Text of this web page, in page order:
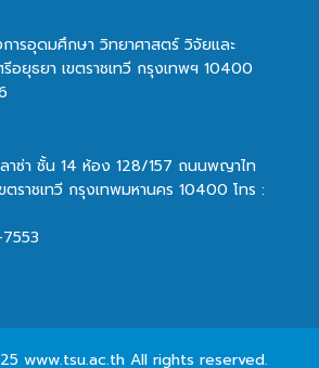
ารอุดมศึกษา วิทยาศาสตร์ วิจัยและ
อยุธยา เขตราชเทวี กรุงเทพฯ 10400
าซ่า ชั้น 14 ห้อง 128/157 ถนนพญาไท
ราชเทวี กรุงเทพมหานคร 10400 โทร :
www.tsu.ac.th All rights reserved.